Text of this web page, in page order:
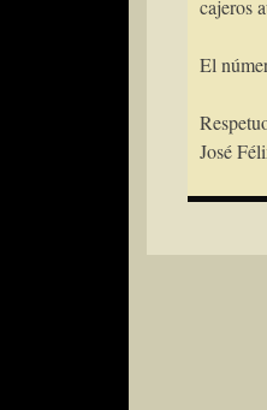
cajeros
El
José